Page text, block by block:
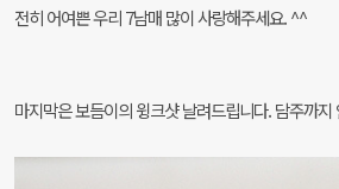
전히 어여쁜 우리 7남매 많이 사랑해주세요. ^^
마지막은 보듬이의 윙크샷 날려드립니다. 담주까